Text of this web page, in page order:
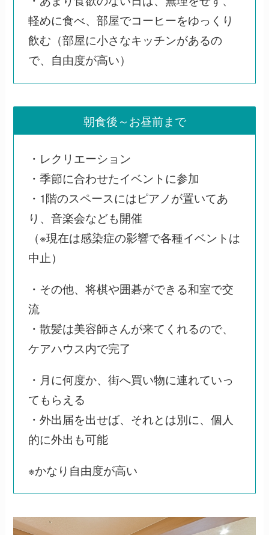
軽めに食べ、部屋でコーヒーをゆっくり
飲む（部屋に小さなキッチンがあるの
で、自由度が高い）
朝食後～お昼前まで
・レクリエーション
・季節に合わせたイベントに参加
・1階のスペースにはピアノが置いてあ
り、音楽会なども開催
（※現在は感染症の影響で各種イベントは
中止）
・その他、将棋や囲碁ができる和室で交
流
・散髪は美容師さんが来てくれるので、
ケアハウス内で完了
・月に何度か、街へ買い物に連れていっ
てもらえる
・外出届を出せば、それとは別に、個人
的に外出も可能
※かなり自由度が高い